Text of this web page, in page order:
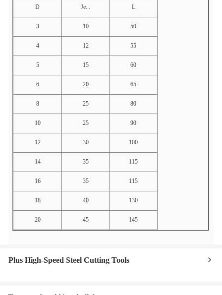
D Je... L
3 10 50
4 12 55
5 15 60
6 20 65
8 25 80
10 25 90
12 30 100
14 35 115
16 35 115
18 40 130
20 45 145
Plus High-Speed Steel Cutting Tools